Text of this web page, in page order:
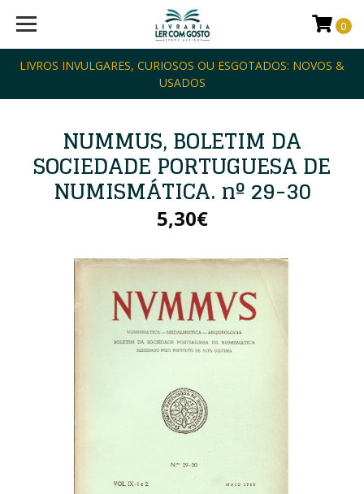
LIVROS INVULGARES, CURIOSOS OU ESGOTADOS: NOVOS &
USADOS
0
NUMMUS, BOLETIM DA
SOCIEDADE PORTUGUESA DE
NUMISMÁTICA. nº 29-30
5,30€